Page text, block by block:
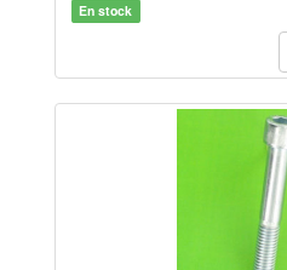
En stock